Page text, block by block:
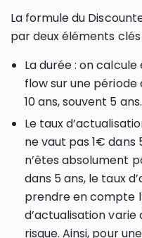
La formule du
par deux éléments clés
La durée : on
flow sur une
10 ans, souvent 5 ans.
Le taux
ne vaut pas 1€ dans
n’êtes absolument
dans 5 ans, le taux
prendre en compte
d’actualisation varie
risque. Ainsi, pour